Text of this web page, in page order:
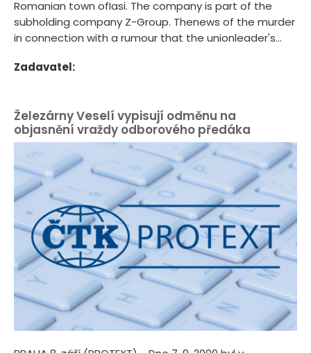
Romanian town ofIasi. The company is part of the
subholding company Z-Group. Thenews of the murder
in connection with a rumour that the unionleader's...
Zadavatel:
Železárny Veselí vypisují odměnu na
objasnění vraždy odborového předáka